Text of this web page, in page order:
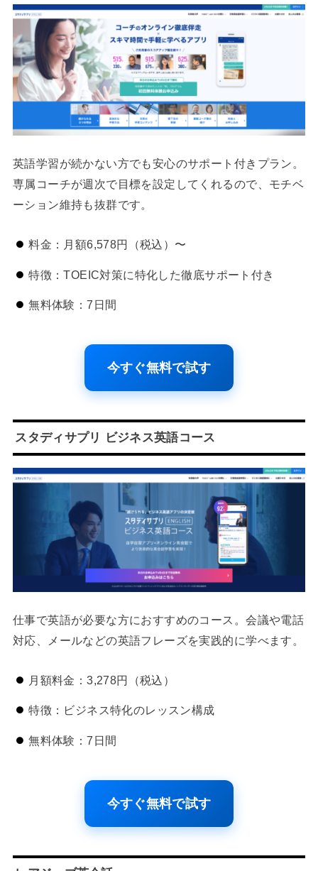
英語学習が続かない方でも安心のサポート付きプラン。
専属コーチが週次で目標を設定してくれるので、モチベ
ーション維持も抜群です。
料金：月額6,578円（税込）〜
特徴：TOEIC対策に特化した徹底サポート付き
無料体験：7日間
今すぐ無料で試す
スタディサプリ ビジネス英語コース
仕事で英語が必要な方におすすめのコース。会議や電話
対応、メールなどの英語フレーズを実践的に学べます。
月額料金：3,278円（税込）
特徴：ビジネス特化のレッスン構成
無料体験：7日間
今すぐ無料で試す